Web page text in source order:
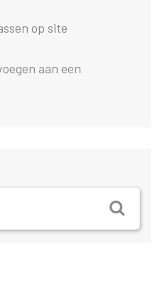
op site
aan een